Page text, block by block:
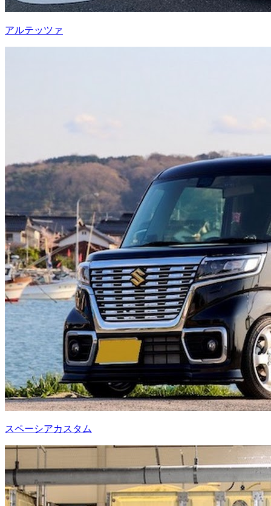
アルテッツァ
スペーシアカスタム